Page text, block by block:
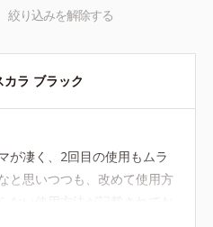
絞り込みを解除する
ラ ブラック
が凄く、2回目の使用もムラ
と思いつつも、改めて使用方